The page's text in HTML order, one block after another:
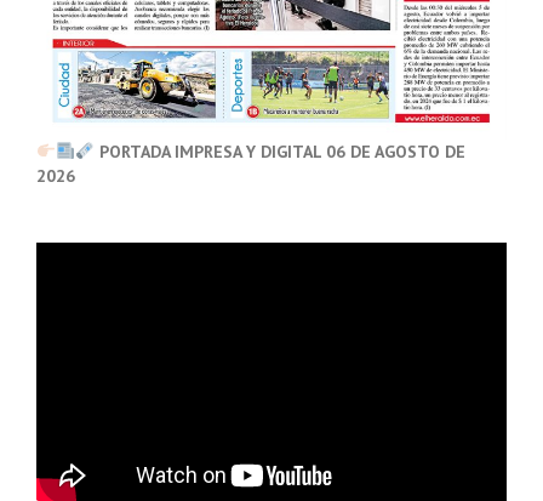
PORTADA IMPRESA Y DIGITAL 06 DE AGOSTO DE
2026